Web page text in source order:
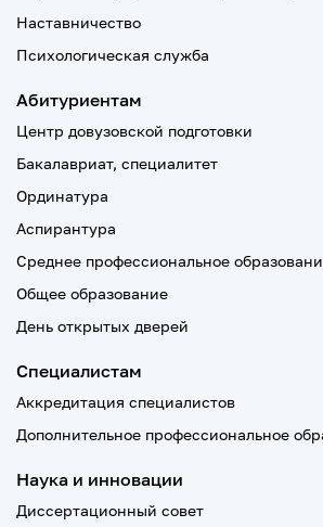
Наставничество
Психологическая служба
Абитуриентам
Центр довузовской подготовки
Бакалавриат, специалитет
Ординатура
Аспирантура
Среднее профессиональное
Общее образование
День открытых дверей
Специалистам
Аккредитация специалистов
Дополнительное профессиональное
Наука и инновации
Диссертационный совет